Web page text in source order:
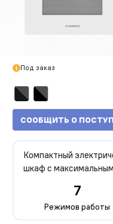
Под заказ
СООБЩИТЬ О
Компактный
шкаф с
7
Режимов работы